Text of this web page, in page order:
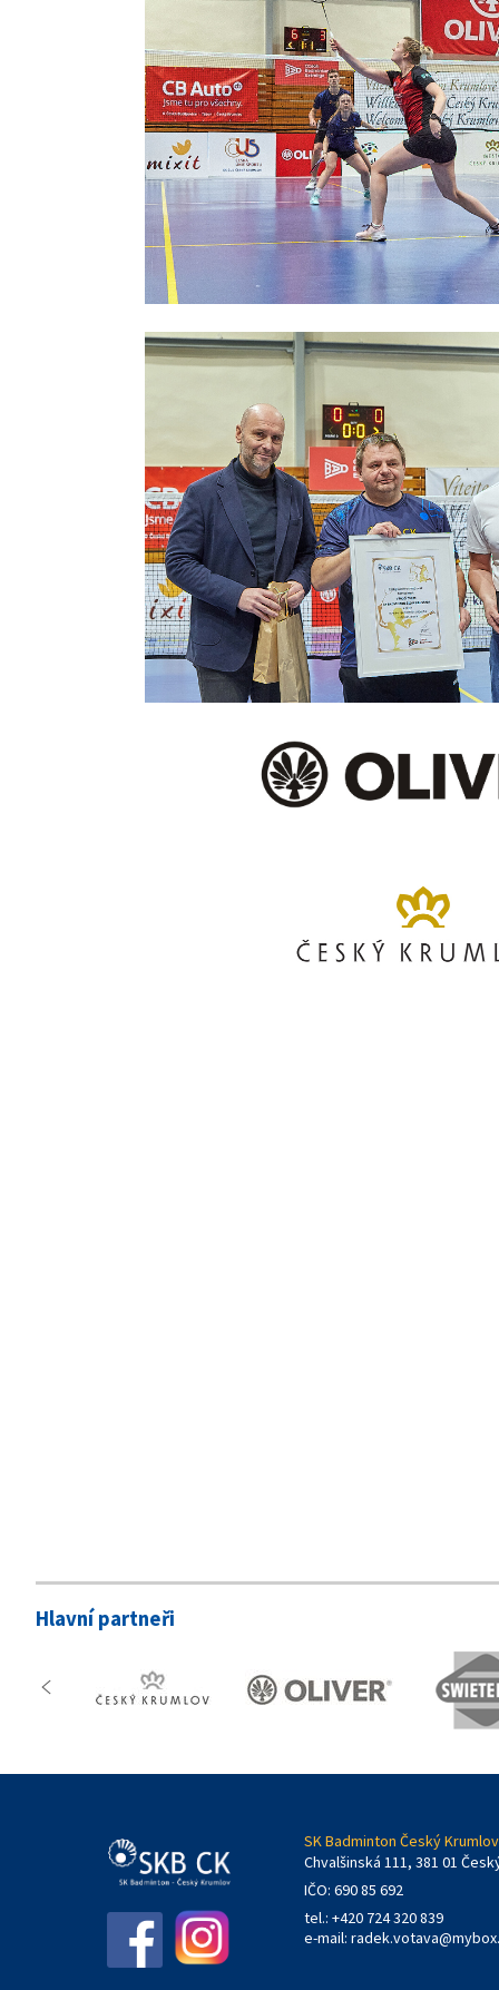
Hlavní partneři
SK Badminton Český
Chvalšinská 111, 381 01
IČO: 690 85 692
tel.: +420 724 320 839
e-mail: